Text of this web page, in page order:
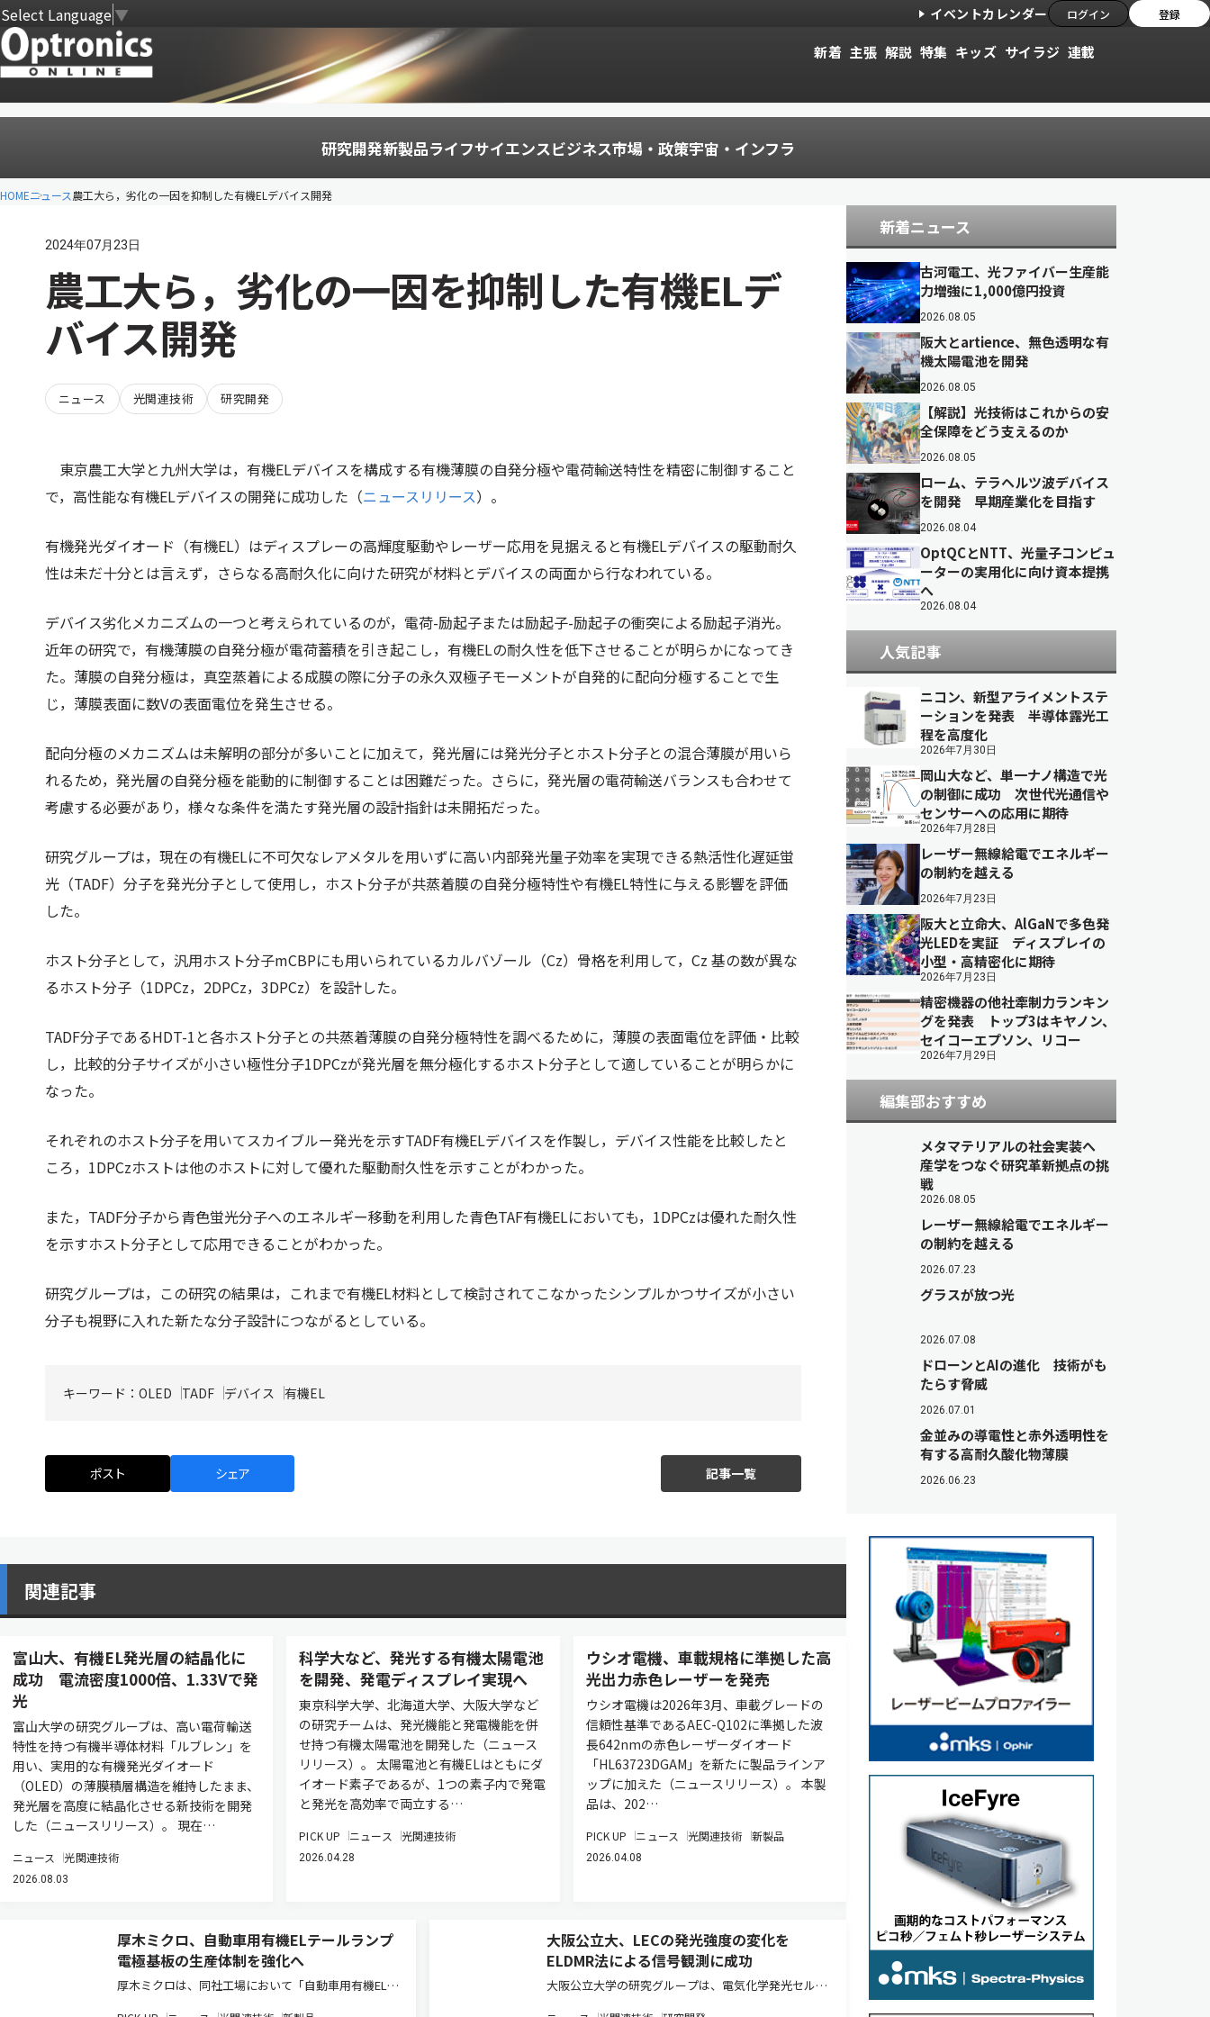
Select Language▼ イベントカレンダー ログイン 登録
新着 主張 解説 特集 キッズ サイラジ 連載
研究開発新製品ライフサイエンスビジネス市場・政策宇宙・インフラ
HOMEニュース農工大ら，劣化の一因を抑制した有機ELデバイス開発
2024年07月23日
農工大ら，劣化の一因を抑制した有機ELデ
バイス開発
ニュース 光関連技術 研究開発
東京農工大学と九州大学は，有機ELデバイスを構成する有機薄膜の自発分極や電荷輸送特性を精密に制御すること
で，高性能な有機ELデバイスの開発に成功した（ニュースリリース）。
有機発光ダイオード（有機EL）はディスプレーの高輝度駆動やレーザー応用を見据えると有機ELデバイスの駆動耐久
性は未だ十分とは言えず，さらなる高耐久化に向けた研究が材料とデバイスの両面から行なわれている。
デバイス劣化メカニズムの一つと考えられているのが，電荷-励起子または励起子-励起子の衝突による励起子消光。
近年の研究で，有機薄膜の自発分極が電荷蓄積を引き起こし，有機ELの耐久性を低下させることが明らかになってき
た。薄膜の自発分極は，真空蒸着による成膜の際に分子の永久双極子モーメントが自発的に配向分極することで生
じ，薄膜表面に数Vの表面電位を発生させる。
配向分極のメカニズムは未解明の部分が多いことに加えて，発光層には発光分子とホスト分子との混合薄膜が用いら
れるため，発光層の自発分極を能動的に制御することは困難だった。さらに，発光層の電荷輸送バランスも合わせて
考慮する必要があり，様々な条件を満たす発光層の設計指針は未開拓だった。
研究グループは，現在の有機ELに不可欠なレアメタルを用いずに高い内部発光量子効率を実現できる熱活性化遅延蛍
光（TADF）分子を発光分子として使用し，ホスト分子が共蒸着膜の自発分極特性や有機EL特性に与える影響を評価
した。
ホスト分子として，汎用ホスト分子mCBPにも用いられているカルバゾール（Cz）骨格を利用して，Cz 基の数が異な
るホスト分子（1DPCz，2DPCz，3DPCz）を設計した。
TADF分子であるHDT-1と各ホスト分子との共蒸着薄膜の自発分極特性を調べるために，薄膜の表面電位を評価・比較
し，比較的分子サイズが小さい極性分子1DPCzが発光層を無分極化するホスト分子として適していることが明らかに
なった。
それぞれのホスト分子を用いてスカイブルー発光を示すTADF有機ELデバイスを作製し，デバイス性能を比較したと
ころ，1DPCzホストは他のホストに対して優れた駆動耐久性を示すことがわかった。
また，TADF分子から青色蛍光分子へのエネルギー移動を利用した青色TAF有機ELにおいても，1DPCzは優れた耐久性
を示すホスト分子として応用できることがわかった。
研究グループは，この研究の結果は，これまで有機EL材料として検討されてこなかったシンプルかつサイズが小さい
分子も視野に入れた新たな分子設計につながるとしている。
キーワード： OLED TADF デバイス 有機EL
ポスト シェア 記事一覧
関連記事
富山大、有機EL発光層の結晶化に
成功 電流密度1000倍、1.33Vで発
光
富山大学の研究グループは、高い電荷輸送
特性を持つ有機半導体材料「ルブレン」を
用い、実用的な有機発光ダイオード
（OLED）の薄膜積層構造を維持したまま、
発光層を高度に結晶化させる新技術を開発
した（ニュースリリース）。 現在…
ニュース 光関連技術
2026.08.03
科学大など、発光する有機太陽電池
を開発、発電ディスプレイ実現へ
東京科学大学、北海道大学、大阪大学など
の研究チームは、発光機能と発電機能を併
せ持つ有機太陽電池を開発した（ニュース
リリース）。 太陽電池と有機ELはともにダ
イオード素子であるが、1つの素子内で発電
と発光を高効率で両立する…
PICK UP ニュース 光関連技術
2026.04.28
ウシオ電機、車載規格に準拠した高
光出力赤色レーザーを発売
ウシオ電機は2026年3月、車載グレードの
信頼性基準であるAEC-Q102に準拠した波
長642nmの赤色レーザーダイオード
「HL63723DGAM」を新たに製品ラインア
ップに加えた（ニュースリリース）。 本製
品は、202…
PICK UP ニュース 光関連技術 新製品
2026.04.08
厚木ミクロ、自動車用有機ELテールランプ
電極基板の生産体制を強化へ
厚木ミクロは、同社工場において「自動車用有機ELテ
大阪公立大、LECの発光強度の変化を
ELDMR法による信号観測に成功
大阪公立大学の研究グループは、電気化学発光セル
新着ニュース
古河電工、光ファイバー生産能
力増強に1,000億円投資
2026.08.05
阪大とartience、無色透明な有
機太陽電池を開発
2026.08.05
【解説】光技術はこれからの安
全保障をどう支えるのか
2026.08.05
ローム、テラヘルツ波デバイス
を開発 早期産業化を目指す
2026.08.04
OptQCとNTT、光量子コンピュ
ーターの実用化に向け資本提携
へ
2026.08.04
人気記事
ニコン、新型アライメントステ
ーションを発表 半導体露光工
程を高度化
2026年7月30日
岡山大など、単一ナノ構造で光
の制御に成功 次世代光通信や
センサーへの応用に期待
2026年7月28日
レーザー無線給電でエネルギー
の制約を越える
2026年7月23日
阪大と立命大、AlGaNで多色発
光LEDを実証 ディスプレイの
小型・高精密化に期待
2026年7月23日
精密機器の他社牽制力ランキン
グを発表 トップ3はキヤノン、
セイコーエプソン、リコー
2026年7月29日
編集部おすすめ
メタマテリアルの社会実装へ
産学をつなぐ研究革新拠点の挑
戦
2026.08.05
レーザー無線給電でエネルギー
の制約を越える
2026.07.23
グラスが放つ光
2026.07.08
ドローンとAIの進化 技術がも
たらす脅威
2026.07.01
金並みの導電性と赤外透明性を
有する高耐久酸化物薄膜
2026.06.23